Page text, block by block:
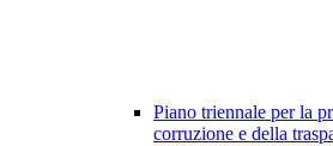
Piano triennale per la
corruzione e della